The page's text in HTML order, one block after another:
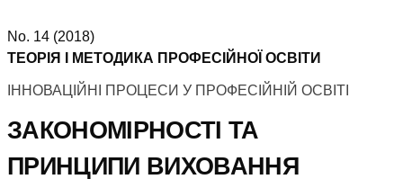
No. 14 (2018)
ТЕОРІЯ І МЕТОДИКА ПРОФЕСІЙНОЇ ОСВІТИ
ІННОВАЦІЙНІ ПРОЦЕСИ У ПРОФЕСІЙНІЙ ОСВІТІ
ЗАКОНОМІРНОСТІ ТА
ПРИНЦИПИ ВИХОВАННЯ